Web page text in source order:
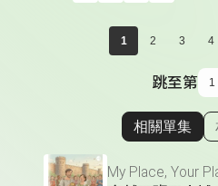
1 2 3 4
跳至第
相關單集
My Place, Your